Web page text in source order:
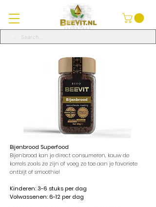
Bijenbrood Superfood
Bijenbrood kan je direct consumeren, kauw de
korrels zoals ze zijn of voeg ze toe aan je favoriete
ontbijt of smoothie!
Kinderen: 3-6 stuks per dag
Volwassenen: 6-12 per dag